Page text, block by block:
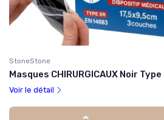
StoneStone
Masques CHIRURGICAUX Noir
Voir le détail